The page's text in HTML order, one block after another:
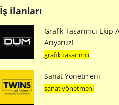
İş ilanları
Grafik Tasarımcı Ekip
Arıyoruz!
grafik tasarımcı
Sanat Yönetmeni
sanat yönetmeni